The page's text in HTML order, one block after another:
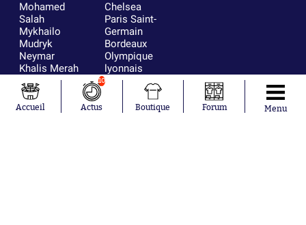
Mohamed
Salah
Mykhailo
Mudryk
Neymar
Khalis Merah
Loïs Openda
Moussa
Niakhaté
Chelsea
Paris Saint-
Germain
Bordeaux
Olympique
lyonnais
FIFA
Real Madrid
RC Strasbourg
Accueil
10
Actus Boutique Forum Menu